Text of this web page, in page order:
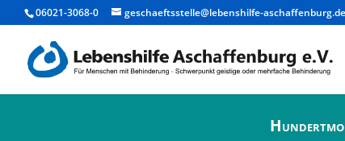
06021-3068-0 geschaeftsstelle@lebenshilfe-aschaffenburg.de